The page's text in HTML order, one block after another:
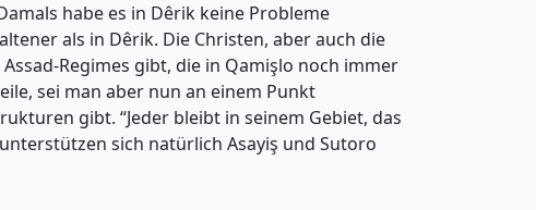
habe es in Dêrik keine Probleme
als in Dêrik. Die Christen, aber auch die
Regimes gibt, die in Qamişlo noch immer
sei man aber nun an einem Punkt
gibt. “Jeder bleibt in seinem Gebiet, das
sich natürlich Asayiş und Sutoro